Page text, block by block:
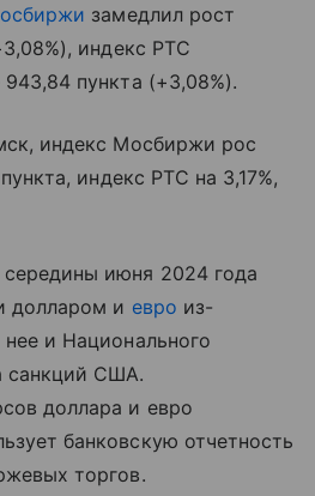
замедлил рост
индекс РТС
пункта (+3,08%).
индекс Мосбиржи рос
индекс РТС на 3,17%,
июня 2024 года
долларом и евро из-
и Национального
санкций США.
доллара и евро
банковскую отчетность
торгов.